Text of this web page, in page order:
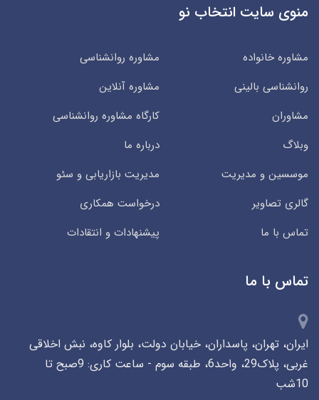
منوی سایت انتخاب نو
مشاوره خانواده
مشاوره روانشناسی
روانشناسی بالینی
مشاوره آنلاین
مشاوران
کارگاه مشاوره روانشناسی
وبلاگ
درباره ما
موسسین و مدیریت
مدیریت بازاریابی و سئو
گالری تصاویر
درخواست همکاری
تماس با ما
پیشنهادات و انتقادات
تماس با ما
ایران، تهران، پاسداران، خیابان دولت، بلوار کاوه، نبش اخلاقی
غربی، پلاک29، واحد6، طبقه سوم - ساعت کاری: 9صبح تا
10شب